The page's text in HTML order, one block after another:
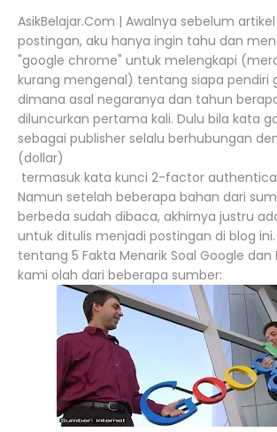
AsikBelajar.Com | Awalnya sebelum
postingan, aku hanya ingin tahu dan
"google chrome" untuk melengkapi
kurang mengenal) tentang siapa pendiri
dimana asal negaranya dan tahun
diluncurkan pertama kali. Dulu bila kata
sebagai publisher selalu berhubungan
(dollar)
termasuk kata kunci 2-factor
Namun setelah beberapa bahan dari
berbeda sudah dibaca, akhirnya justru
untuk ditulis menjadi postingan di blog
tentang 5 Fakta Menarik Soal Google dan
kami olah dari beberapa sumber: